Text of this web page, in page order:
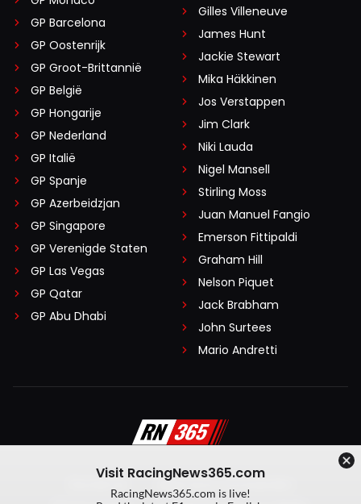
GP Barcelona
GP Oostenrijk
GP Groot-Brittannië
GP België
GP Hongarije
GP Nederland
GP Italië
GP Spanje
GP Azerbeidzjan
GP Singapore
GP Verenigde Staten
GP Las Vegas
GP Qatar
GP Abu Dhabi
Gilles Villeneuve
James Hunt
Jackie Stewart
Mika Häkkinen
Jos Verstappen
Jim Clark
Niki Lauda
Nigel Mansell
Stirling Moss
Juan Manuel Fangio
Emerson Fittipaldi
Graham Hill
Nelson Piquet
Jack Brabham
John Surtees
Mario Andretti
Algemene voorwaarden
Visit RacingNews365.com
RacingNews365.com is live!